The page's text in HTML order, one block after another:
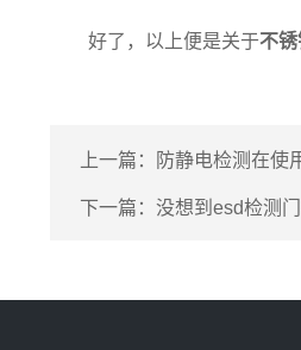
好了，以上便是关于不
上一篇： 防静电检测在使
下一篇： 没想到esd检测